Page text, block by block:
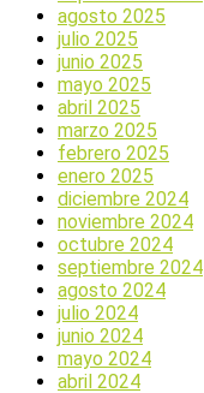
agosto 2025
julio 2025
junio 2025
mayo 2025
abril 2025
marzo 2025
febrero 2025
enero 2025
diciembre 2024
noviembre 2024
octubre 2024
septiembre 2024
agosto 2024
julio 2024
junio 2024
mayo 2024
abril 2024